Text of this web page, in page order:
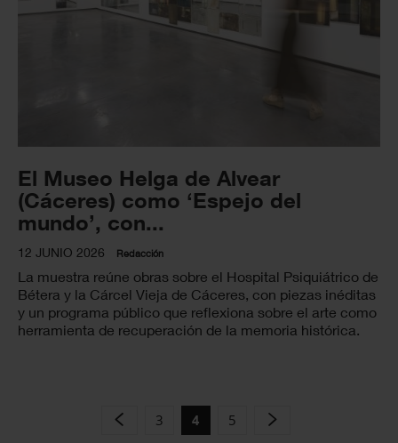
El Museo Helga de Alvear
(Cáceres) como ‘Espejo del
mundo’, con...
12 JUNIO 2026 Redacción
La muestra reúne obras sobre el Hospital Psiquiátrico de
Bétera y la Cárcel Vieja de Cáceres, con piezas inéditas
y un programa público que reflexiona sobre el arte como
herramienta de recuperación de la memoria histórica.
3 4 5